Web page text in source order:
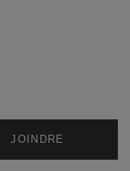
JOINDRE